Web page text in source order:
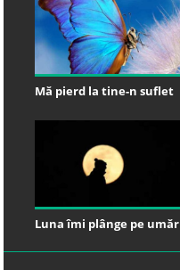
Mă pierd la tine-n suflet
Luna îmi plânge pe umăr